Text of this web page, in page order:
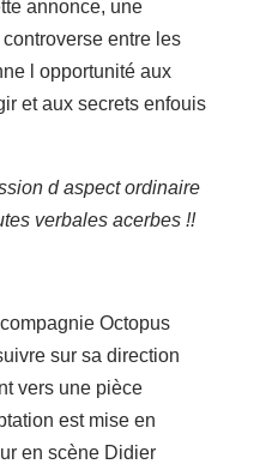
annonce, une
entre les
l opportunité aux
et aux secrets enfouis
d aspect ordinaire
verbales acerbes !!
Octopus
sur sa direction
vers une pièce
est mise en
en scène Didier